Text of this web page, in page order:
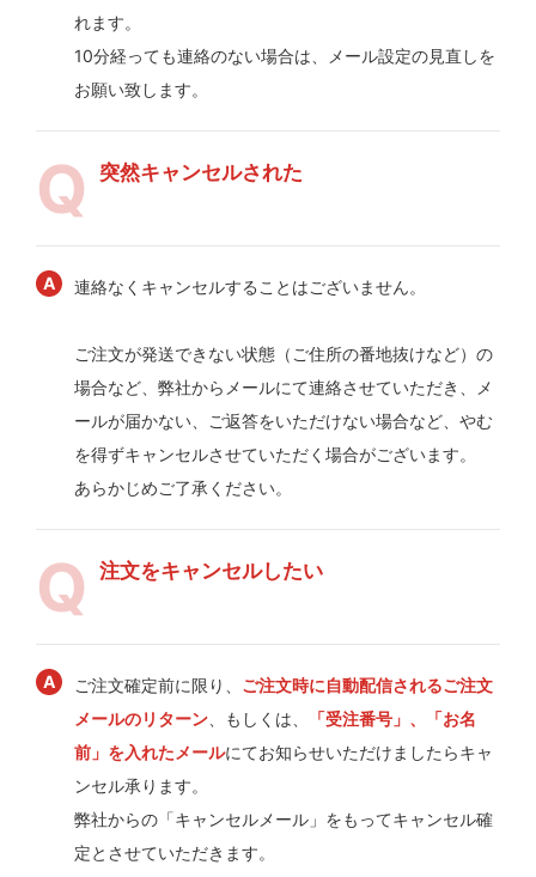
れます。
10分経っても連絡のない場合は、メール設定の見直しを
お願い致します。
突然キャンセルされた
連絡なくキャンセルすることはございません。
ご注文が発送できない状態（ご住所の番地抜けなど）の
場合など、弊社からメールにて連絡させていただき、メ
ールが届かない、ご返答をいただけない場合など、やむ
を得ずキャンセルさせていただく場合がございます。
あらかじめご了承ください。
注文をキャンセルしたい
ご注文確定前に限り、 ご注文時に自動配信されるご注文
メールのリターン 、もしくは、
「受注番号」、「お名
前」を入れたメールにてお知らせいただけましたらキャ
ンセル承ります。
弊社からの「キャンセルメール」をもってキャンセル確
定とさせていただきます。